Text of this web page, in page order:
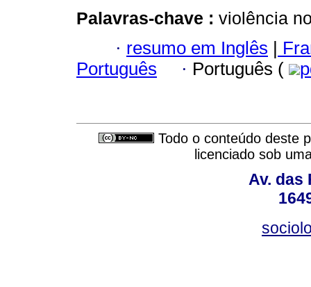
Palavras-chave : violência
· resumo em Inglês |
Português
· Português (
Todo o conteúdo deste
licenciado sob
Av. das